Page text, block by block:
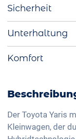
Start-Stop
Aussenspiegel
Licht- und
Aussenspiegel
Innenspiegel
Sicherheit
Unterhaltung
Apple Car Play
Android Auto
Komfort
Klimaautomatik
Sitzheizung
Der Toyota Yaris
Kleinwagen, der